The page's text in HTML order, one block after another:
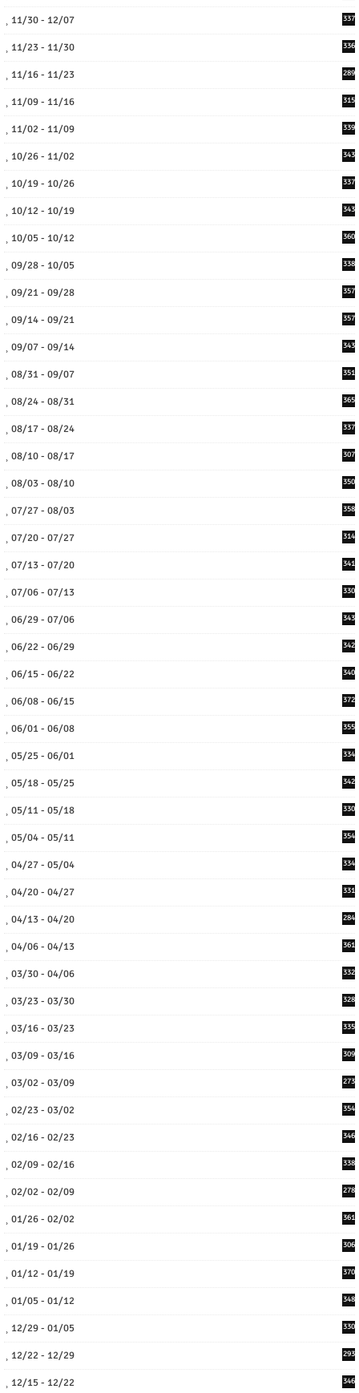
11/30 - 12/07 337
11/23 - 11/30 336
11/16 - 11/23 289
11/09 - 11/16 315
11/02 - 11/09 339
10/26 - 11/02 343
10/19 - 10/26 337
10/12 - 10/19 343
10/05 - 10/12 360
09/28 - 10/05 338
09/21 - 09/28 357
09/14 - 09/21 357
09/07 - 09/14 343
08/31 - 09/07 351
08/24 - 08/31 365
08/17 - 08/24 337
08/10 - 08/17 307
08/03 - 08/10 350
07/27 - 08/03 358
07/20 - 07/27 314
07/13 - 07/20 341
07/06 - 07/13 330
06/29 - 07/06 343
06/22 - 06/29 342
06/15 - 06/22 340
06/08 - 06/15 372
06/01 - 06/08 355
05/25 - 06/01 334
05/18 - 05/25 342
05/11 - 05/18 330
05/04 - 05/11 354
04/27 - 05/04 334
04/20 - 04/27 331
04/13 - 04/20 284
04/06 - 04/13 361
03/30 - 04/06 332
03/23 - 03/30 328
03/16 - 03/23 335
03/09 - 03/16 309
03/02 - 03/09 273
02/23 - 03/02 354
02/16 - 02/23 346
02/09 - 02/16 338
02/02 - 02/09 278
01/26 - 02/02 361
01/19 - 01/26 306
01/12 - 01/19 370
01/05 - 01/12 348
12/29 - 01/05 330
12/22 - 12/29 293
12/15 - 12/22 346